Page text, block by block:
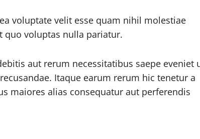
voluptate velit esse quam nihil molestiae
voluptas nulla pariatur.
aut rerum necessitatibus saepe eveniet
Itaque earum rerum hic tenetur a
maiores alias consequatur aut perferendis